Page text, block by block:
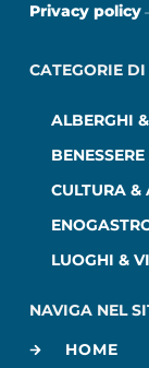
Privacy policy
CATEGORIE
ALBERGHI
CULTURA &
LUOGHI &
NAVIGA NEL
HOME